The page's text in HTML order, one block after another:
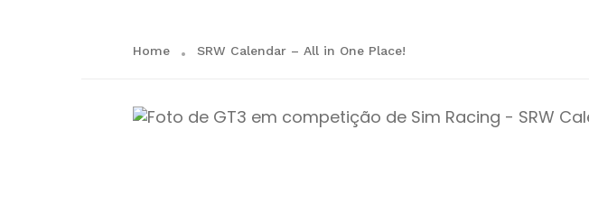
Home SRW Calendar – All in One Place!